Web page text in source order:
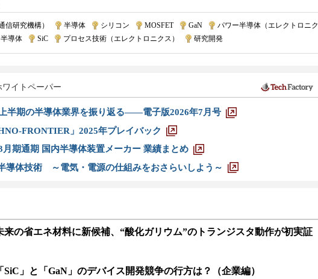
信研究機構） 半導体 シリコン MOSFET| GaN
パワー半導体（エレクトロニク
導体 SiC プロセス技術（エレクトロニクス） 研究開発
ワイトペーパー
半期の半導体業界を振り返る――電子版2026年7月号
FRONTIER」2025年プレイバック
月期通期 国内半導体装置メーカー 業績まとめ
導体技術 ～電気・電源の仕組みをおさらいしよう～
来の省エネ材料に新候補、“酸化ガリウム”のトランジスタ動作が初実証
「SiC」と「GaN」のデバイス開発競争の行方は？（企業編）